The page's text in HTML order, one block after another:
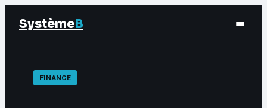
SystèmeB
FinanceFINANCE